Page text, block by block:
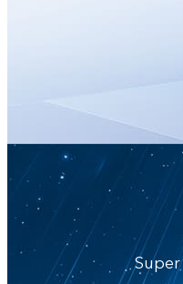
يتميز S1بشاشة ™Halo FullView بحيث تصبح نسبة مساحة الشاشة مكتملة بشكل أكبر . كما أن تناسقه المثالي له تأثير بصري رائع. شاشة Super